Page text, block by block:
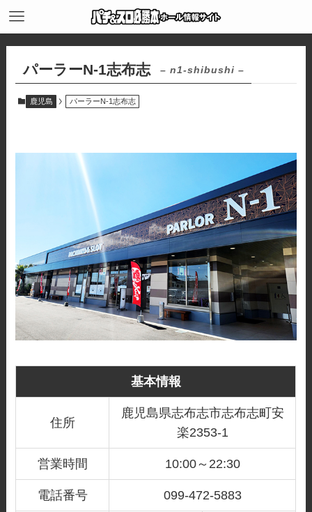
パーラーN-1志布志 – n1-shibushi –
鹿児島 パーラーN-1志布志
基本情報
住所
鹿児島県志布志市志布志町安
楽2353-1
営業時間 10:00～22:30
電話番号 099-472-5883